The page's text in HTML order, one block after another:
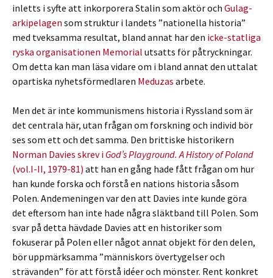
inletts i syfte att inkorporera Stalin som aktör och Gulag-
arkipelagen som struktur i landets ”nationella historia”
med tveksamma resultat, bland annat har den icke-statliga
ryska organisationen Memorial utsatts för påtryckningar.
Om detta kan man läsa vidare om i bland annat den uttalat
opartiska nyhetsförmedlaren Meduzas arbete.
Men det är inte kommunismens historia i Ryssland som är
det centrala här, utan frågan om forskning och individ bör
ses som ett och det samma. Den brittiske historikern
Norman Davies skrev i God’s Playground. A History of Poland
(vol.I-II, 1979-81) att han en gång hade fått frågan om hur
han kunde forska och förstå en nations historia såsom
Polen. Andemeningen var den att Davies inte kunde göra
det eftersom han inte hade några släktband till Polen. Som
svar på detta hävdade Davies att en historiker som
fokuserar på Polen eller något annat objekt för den delen,
bör uppmärksamma ”människors övertygelser och
strävanden” för att förstå idéer och mönster. Rent konkret